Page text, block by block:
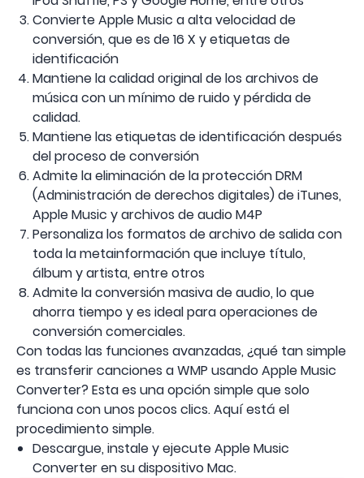
Convierte Apple Music a alta velocidad de
conversión, que es de 16 X y etiquetas de
identificación
Mantiene la calidad original de los archivos de
música con un mínimo de ruido y pérdida de
calidad.
Mantiene las etiquetas de identificación después
del proceso de conversión
Admite la eliminación de la protección DRM
(Administración de derechos digitales) de iTunes,
Apple Music y archivos de audio M4P
Personaliza los formatos de archivo de salida con
toda la metainformación que incluye título,
álbum y artista, entre otros
Admite la conversión masiva de audio, lo que
ahorra tiempo y es ideal para operaciones de
conversión comerciales.
Con todas las funciones avanzadas, ¿qué tan simple
es transferir canciones a WMP usando Apple Music
Converter? Esta es una opción simple que solo
funciona con unos pocos clics. Aquí está el
procedimiento simple.
Descargue, instale y ejecute Apple Music
Converter en su dispositivo Mac.